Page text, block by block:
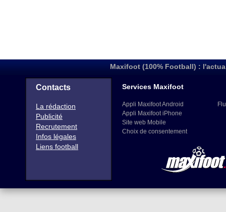
Maxifoot (100% Football) :
Contacts
La rédaction
Publicité
Recrutement
Infos légales
Liens football
Services Maxifoot
Appli Maxifoot Android
Appli Maxifoot iPhone
Site web Mobile
Choix de consentement